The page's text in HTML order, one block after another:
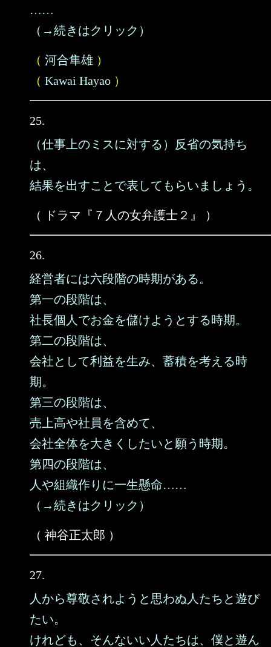
……
（→続きはクリック）
（ 河合隼雄 ）
（ Kawai Hayao ）
25.
（仕事上のミスに対する）反省の気持ち
は、
結果を出すことで表してもらいましょう。
（ ドラマ『７人の女弁護士２』 ）
26.
経営者には六段階の時期がある。
第一の段階は、
社長個人でお金を儲けようとする時期。
第二の段階は、
会社として利益を生み、蓄積を考える時
期。
第三の段階は、
売上高や社員を含めて、
会社全体を大きくしたいと願う時期。
第四の段階は、
人や組織作りに一生懸命……
（→続きはクリック）
（ 神谷正太郎 ）
27.
人から尊敬されようと思わぬ人たちと遊び
たい。
けれども、そんないい人たちは、僕と遊ん